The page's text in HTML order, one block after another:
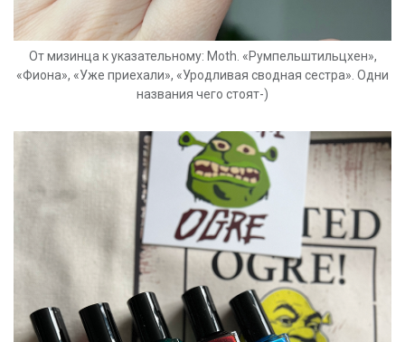
От мизинца к указательному: Moth. «Румпельштильцхен»,
«Фиона», «Уже приехали», «Уродливая сводная сестра». Одни
названия чего стоят-)